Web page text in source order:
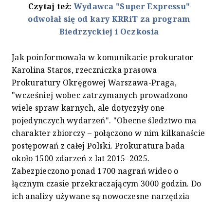
Czytaj też:Wydawca "Super Expressu"
odwołał się od kary KRRiT za program
Biedrzyckiej i Oczkosia
Jak poinformowała w komunikacie prokurator
Karolina Staros, rzeczniczka prasowa
Prokuratury Okręgowej Warszawa-Praga,
"wcześniej wobec zatrzymanych prowadzono
wiele spraw karnych, ale dotyczyły one
pojedynczych wydarzeń". "Obecne śledztwo ma
charakter zbiorczy – połączono w nim kilkanaście
postępowań z całej Polski. Prokuratura bada
około 1500 zdarzeń z lat 2015–2025.
Zabezpieczono ponad 1700 nagrań wideo o
łącznym czasie przekraczającym 3000 godzin. Do
ich analizy używane są nowoczesne narzędzia